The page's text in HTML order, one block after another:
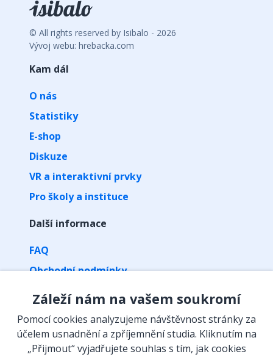
© All rights reserved by Isibalo - 2026
Vývoj webu: hrebacka.com
Kam dál
O nás
Statistiky
E-shop
Diskuze
VR a interaktivní prvky
Pro školy a instituce
Další informace
FAQ
Obchodní podmínky
Zpracování osobních údajů
Vyzvednutí předplatného kódem
Záleží nám na vašem soukromí
Pomocí cookies analyzujeme návštěvnost stránky za
účelem usnadnění a zpříjemnění studia. Kliknutím na
„Přijmout“ vyjadřujete souhlas s tím, jak cookies